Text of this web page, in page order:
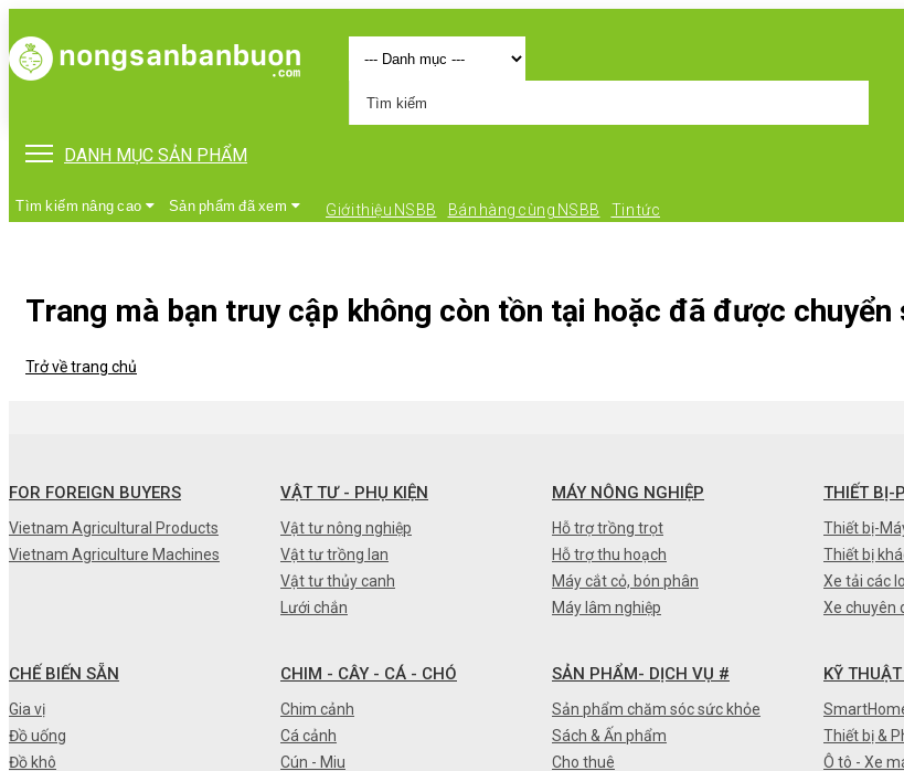
DANH MỤC SẢN PHẨM
Tìm kiếm nâng cao Sản phẩm đã xem Giới thiệu NSBB Bán hàng cùng NSBB Tin tức
•
• Máy nông nghiệp
• Thiết bị-Phương tiện
•
• Sản phẩm- Dịch vụ #
Trang mà bạn truy cập không còn tồn tại hoặc đã được
Trở về trang chủ
FOR FOREIGN BUYERS
Vietnam Agricultural Products
Vietnam Agriculture Machines
VẬT TƯ - PHỤ KIỆN
Vật tư nông nghiệp
Vật tư trồng lan
Vật tư thủy canh
Lưới chắn
MÁY NÔNG NGHIỆP
Hỗ trợ trồng trọt
Hỗ trợ thu hoạch
Máy cắt cỏ, bón phân
Máy lâm nghiệp
THIẾT BỊ-
Thiết bị-
Thiết bị
Xe tải các
Xe chuyên
CHẾ BIẾN SẴN
Gia vị
Đồ uống
Đồ khô
CHIM - CÂY - CÁ - CHÓ
Chim cảnh
Cá cảnh
Cún - Miu
SẢN PHẨM- DỊCH VỤ #
Sản phẩm chăm sóc sức khỏe
Sách & Ấn phẩm
Cho thuê
KỸ
Thiết bị &
Ô tô - Xe